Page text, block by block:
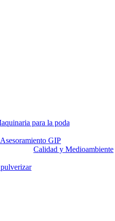
para la poda
Asesoramiento GIP
Calidad y Medioambiente